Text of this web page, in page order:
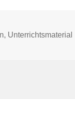
, Unterrichtsmaterial